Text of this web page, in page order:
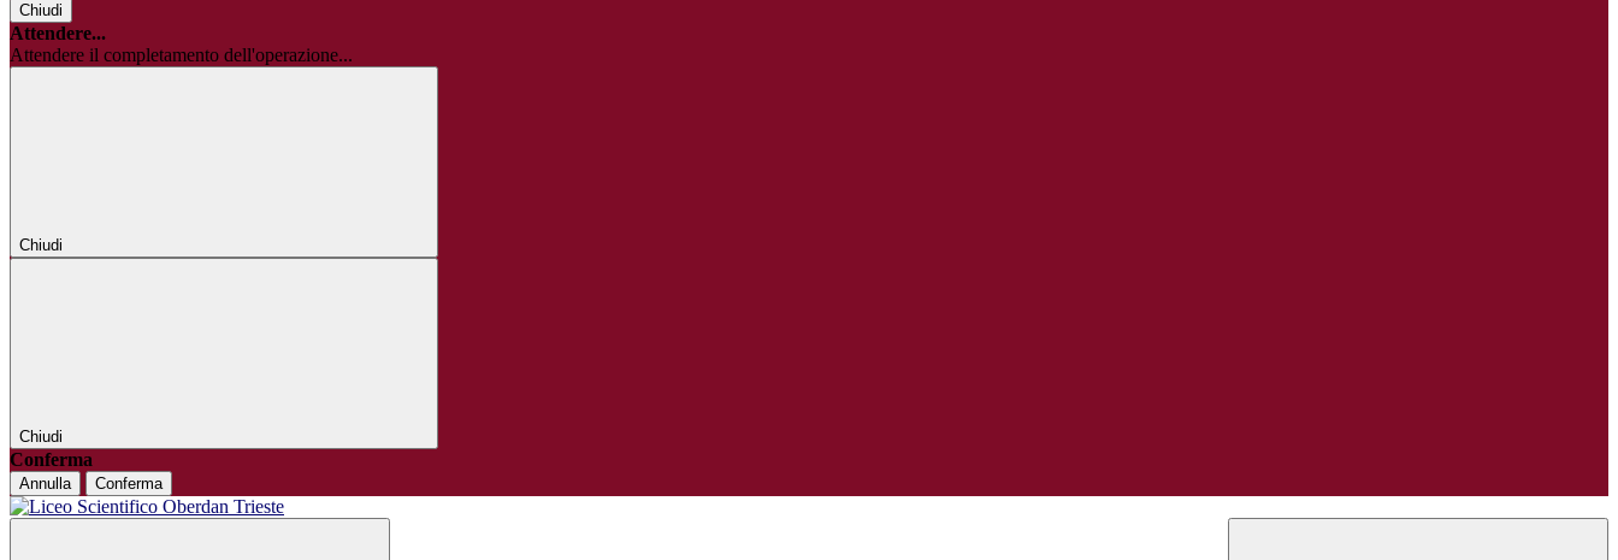
Chiudi
Attendere...
Attendere il completamento dell'operazione...
Chiudi
Chiudi
Conferma
Annulla Conferma